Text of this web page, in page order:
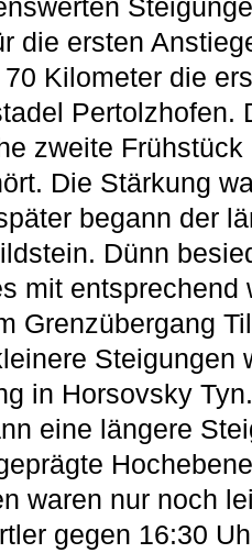
die ersten
Kilometer die
Pertolzhofen.
zweite
Die Stärkung
begann der
Dünn
mit entsprechend
Grenzübergang
Steigungen
in Horsovsky
eine längere
waren nur noch
gegen 16:30